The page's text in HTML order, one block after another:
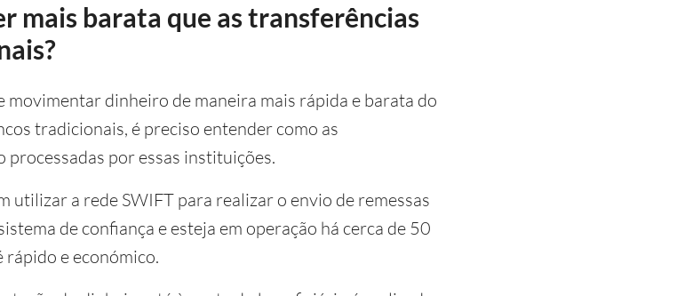
mais barata que as transferências
movimentar dinheiro de maneira mais rápida e barata do
tradicionais, é preciso entender como as
por essas instituições.
utilizar a rede SWIFT para realizar o envio de remessas
de confiança e esteja em operação há cerca de 50
rápido e económico.